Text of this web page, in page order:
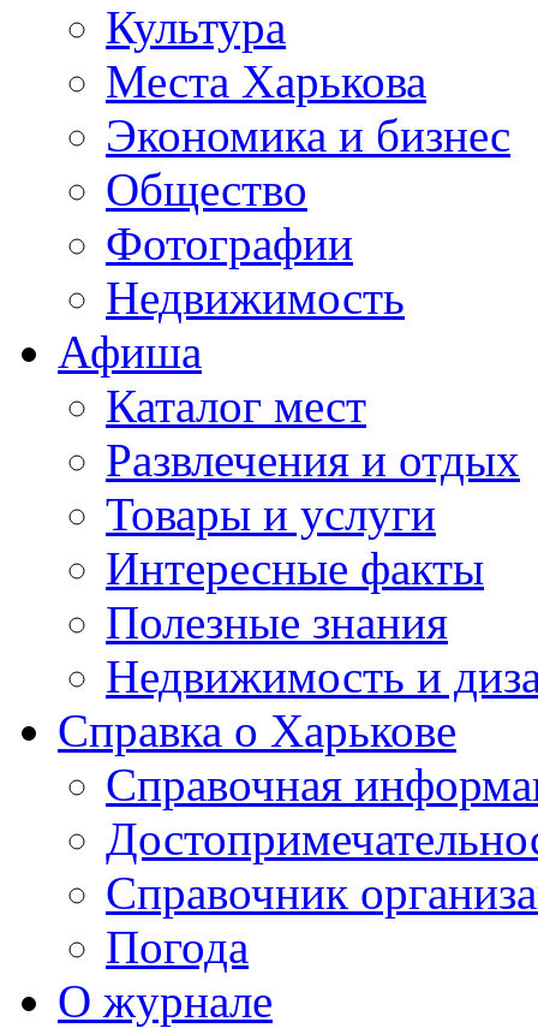
Культура
Места Харькова
Экономика и бизнес
Общество
Фотографии
Недвижимость
Афиша
Каталог мест
Развлечения и отдых
Товары и услуги
Интересные факты
Полезные знания
Недвижимость и
Справка о Харькове
Справочная
Справочник
Погода
О журнале